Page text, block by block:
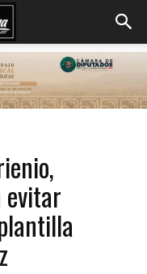
evitar